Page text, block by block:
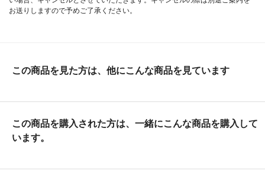
お送りしますので予めご了承ください。
この商品を見た方は、他にこんな商品を見ています
この商品を購入された方は、一緒にこんな商品を購入して
います。